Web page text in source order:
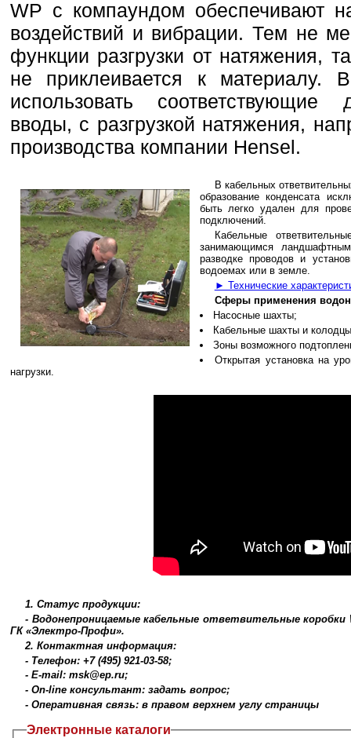
WP с компаундом обеспечивают
воздействий и вибрации. Тем не
функции разгрузки от натяжения,
не приклеивается к материалу.
использовать соответствующие
вводы, с разгрузкой натяжения,
производства компании Hensel.
В кабельных
образование конденсата
быть легко удален для
подключений.
Кабельные
занимающимся
разводке проводов и
водоемах или в земле.
► Технические
Сферы применения
Насосные шахты;
Кабельные шахты и
Зоны возможного
Открытая установка на
нагрузки.
1. Статус продукции:
- Водонепроницаемые кабельные ответвительные коробки
ГК «Электро-Профи».
2. Контактная информация:
- Телефон: +7 (495) 921-03-58;
- E-mail: msk@ep.ru;
- On-line консультант: задать вопрос;
- Оперативная связь: в правом верхнем углу страницы
Электронные каталоги